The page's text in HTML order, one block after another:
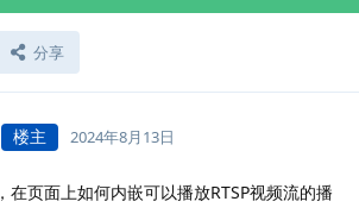
分享
楼主 2024年8月13日
在页面上如何内嵌可以播放RTSP视频流的播